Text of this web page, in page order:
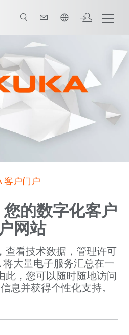
辅导材料 KUKA 云端软件
客户门户
的数字化客户
网站
查看技术数据，管理许可
大量电子服务汇总在一
此，您可以随时随地访问
息并获得个性化支持。